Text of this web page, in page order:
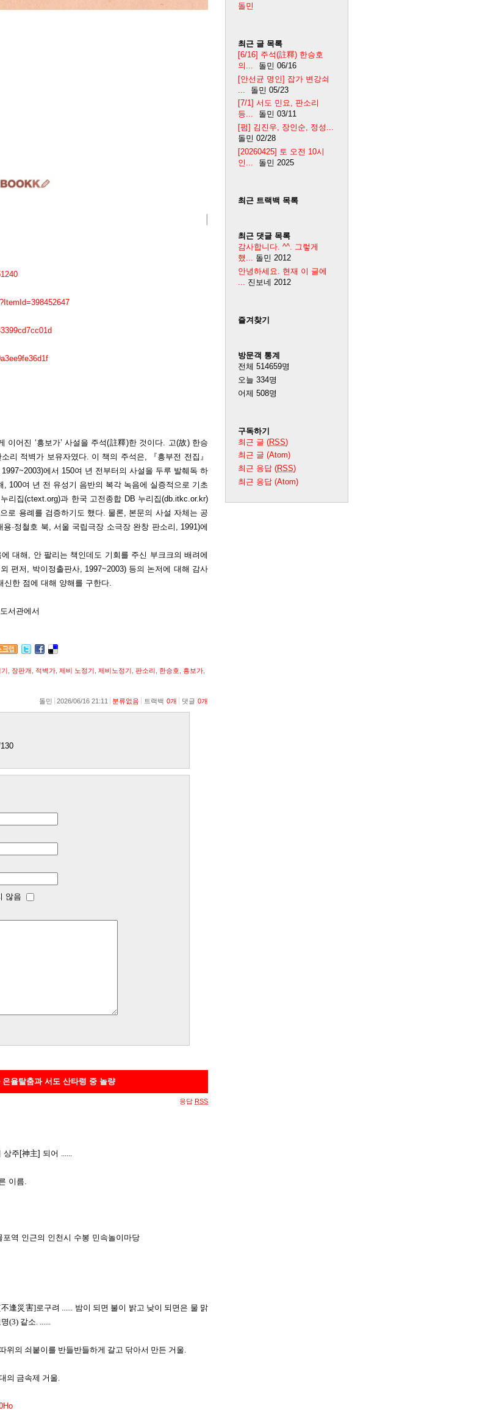
이어진 ‘흥보가’ 사설을 주석(註釋)한 것이다. 고(故) 한승
리 적벽가 보유자였다. 이 책의 주석은, 『흥부전 전집』
에서 150여 년 전부터의 사설을 두루 발췌독 하
100여 년 전 유성기 음반의 복각 녹음에 실증적으로 기초
리집(ctext.org)과 한국 고전종합 DB 누리집(db.itkc.or.kr)
로 용례를 검증하기도 했다. 물론, 본문의 사설 자체는 공
·정철호 북, 서울 국립극장 소극장 완창 판소리, 1991)에
대해, 안 팔리는 책인데도 기회를 주신 부크크의 배려에
편저, 박이정출판사, 1997~2003) 등의 논저에 대해 감사
신한 점에 대해 양해를 구한다.
서관에서
장판개 적벽가 제비 노정기 제비노정기 판소리 한승호 흥보가
돌민 2026/06/16 21:11 분류없음 트랙백 0개 댓글 0개
않음
율탈춤과 서도 산타령 중 놀량
응답 RSS
상주[神主] 되어
이름.
역 인근의 인천시 수봉 민속놀이마당
逢災害]로구려 ...... 밤이 되면 불이 밝고 낮이 되면은 물 맑
(3) 같소.
위의 쇠붙이를 반들반들하게 갈고 닦아서 만든 거울.
의 금속제 거울.
돌민
최근 글 목록
[6/16] 주석(註釋) 한승호
의...
돌민 06/16
[안선균 명인] 잡가 변강쇠
돌민 05/23
[7/1] 서도 민요, 판소리
등...
돌민 03/11
[펌] 김진우, 장인순, 정성...
돌민 02/28
[20260425] 토 오전 10시
인...
돌민 2025
최근 트랙백 목록
최근 댓글 목록
감사합니다. ^^. 그렇게
했... 돌민 2012
안녕하세요. 현재 이 글에
... 진보네 2012
즐겨찾기
방문객 통계
전체 514659명
오늘 334명
어제 508명
구독하기
최근 글 (RSS)
최근 글 (Atom)
최근 응답 (RSS)
최근 응답 (Atom)